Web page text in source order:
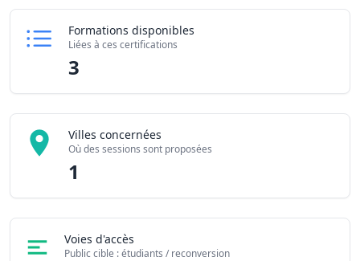
Formations disponibles
Liées à ces certifications
3
Villes concernées
Où des sessions sont proposées
1
Voies d'accès
Public cible : étudiants / reconversion